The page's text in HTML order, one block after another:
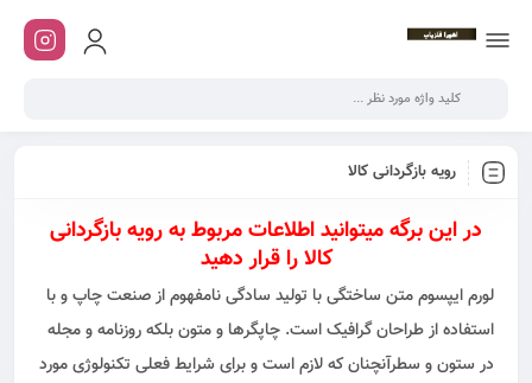
رویه بازگردانی کالا
در این برگه میتوانید اطلاعات مربوط به رویه بازگردانی
کالا را قرار دهید
لورم ایپسوم متن ساختگی با تولید سادگی نامفهوم از صنعت چاپ و با
استفاده از طراحان گرافیک است. چاپگرها و متون بلکه روزنامه و مجله
در ستون و سطرآنچنان که لازم است و برای شرایط فعلی تکنولوژی مورد